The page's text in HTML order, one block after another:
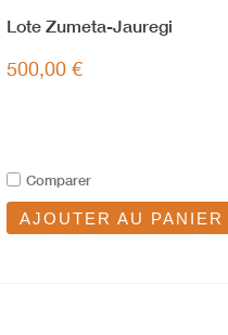
Lote Zumeta-Jauregi
500,00 €
Comparer
AJOUTER AU PANIER